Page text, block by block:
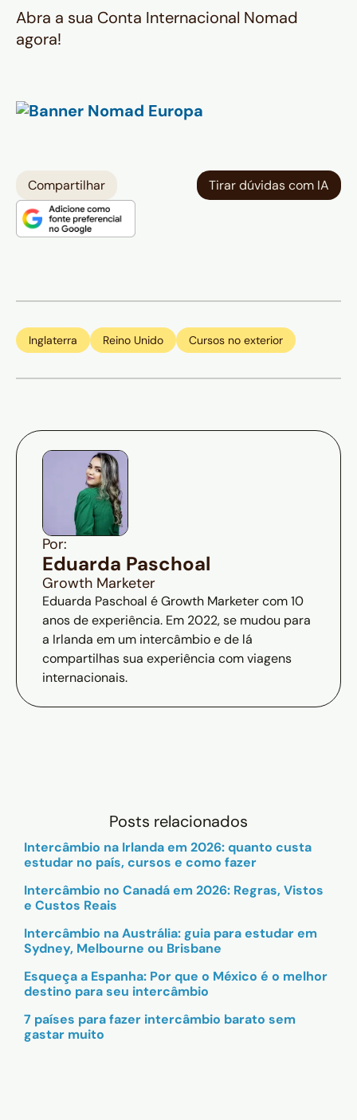
Abra a sua Conta Internacional Nomad
agora!
Compartilhar Tirar dúvidas com IA
Inglaterra Reino Unido Cursos no exterior
Por:
Eduarda Paschoal
Growth Marketer
Eduarda Paschoal é Growth Marketer com 10
anos de experiência. Em 2022, se mudou para
a Irlanda em um intercâmbio e de lá
compartilhas sua experiência com viagens
internacionais.
Posts relacionados
Intercâmbio na Irlanda em 2026: quanto custa
estudar no país, cursos e como fazer
Intercâmbio no Canadá em 2026: Regras, Vistos
e Custos Reais
Intercâmbio na Austrália: guia para estudar em
Sydney, Melbourne ou Brisbane
Esqueça a Espanha: Por que o México é o melhor
destino para seu intercâmbio
7 países para fazer intercâmbio barato sem
gastar muito